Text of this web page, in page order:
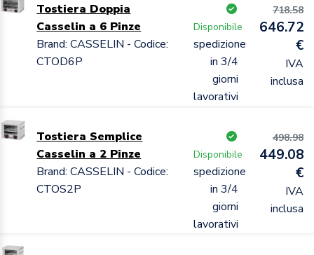
Tostiera Doppia
Casselin a 6 Pinze
Brand: CASSELIN - Codice:
CTOD6P
Disponibile
spedizione
in 3/4
giorni
lavorativi
718.58
646.72
€
IVA
inclusa
Tostiera Semplice
Casselin a 2 Pinze
Brand: CASSELIN - Codice:
CTOS2P
Disponibile
spedizione
in 3/4
giorni
lavorativi
498.98
449.08
€
IVA
inclusa